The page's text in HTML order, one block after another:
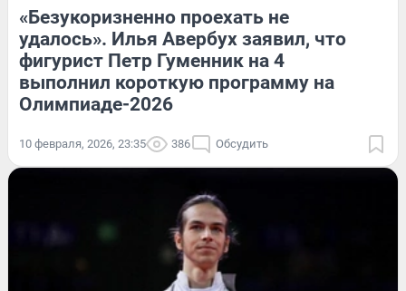
«Безукоризненно проехать не
удалось». Илья Авербух заявил, что
фигурист Петр Гуменник на 4
выполнил короткую программу на
Олимпиаде-2026
10 февраля, 2026, 23:35 386 Обсудить